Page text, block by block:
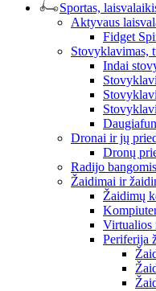
Sportas,
Aktyvaus
Fidget
Stovyklavimas,
Indai
Dronai ir jų
Dronų
Radijo
Žaidimai ir
Žaidimų
Virtualios
Periferija